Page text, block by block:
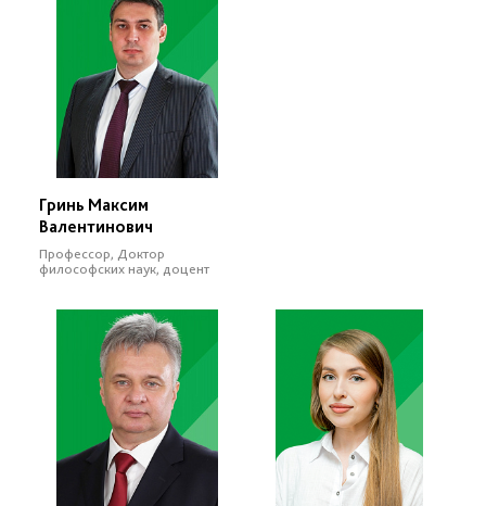
Гринь Максим
Валентинович
Профессор, Доктор
философских наук, доцент